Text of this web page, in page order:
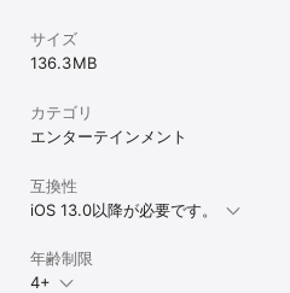
サイズ
136.3 MB
カテゴリ
エンターテインメント
互換性
iOS 13.0以降が必要です。
年齢制限
4+